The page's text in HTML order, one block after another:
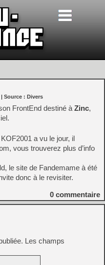
| Source : Divers
FrontEnd destiné à Zinc,
a vu le jour, il
vous trouverez plus d’info
le site de Fandemame à été
donc à le revisiter.
0 commentaire
Les champs